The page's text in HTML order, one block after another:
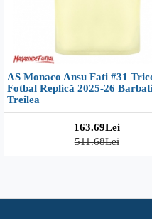
AS Monaco Ansu Fati #31
Fotbal Replică 2025-26
Treilea
163.69Lei
511.68Lei